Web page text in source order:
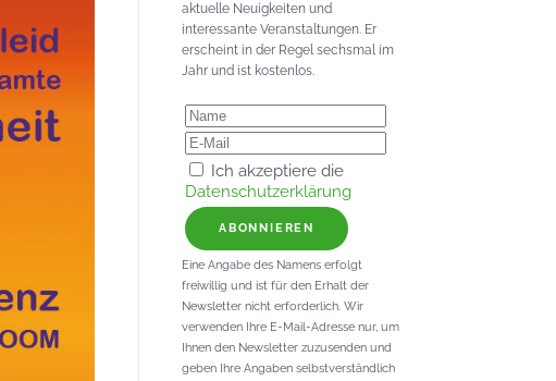
aktuelle Neuigkeiten und
interessante Veranstaltungen. Er
erscheint in der Regel sechsmal im
Jahr und ist kostenlos.
Ich akzeptiere die
Datenschutzerklärung
ABONNIEREN
Eine Angabe des Namens erfolgt
freiwillig und ist für den Erhalt der
Newsletter nicht erforderlich. Wir
verwenden Ihre E-Mail-Adresse nur, um
Ihnen den Newsletter zuzusenden und
geben Ihre Angaben selbstverständlich